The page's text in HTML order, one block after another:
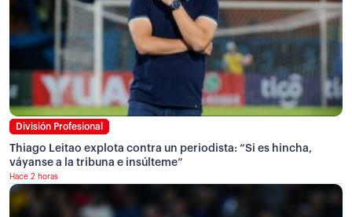
División Profesional
Thiago Leitao explota contra un periodista: “Si es hincha,
váyanse a la tribuna e insúlteme”
Hace 2 horas